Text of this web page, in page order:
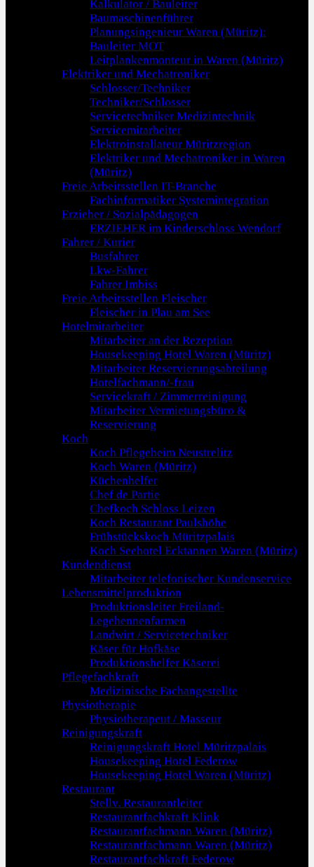
Kalkulator / Bauleiter
Baumaschinenführer
Planungsingenieur Waren (Müritz):
Bauleiter MOT
Leitplankenmonteur in Waren (Müritz)
Elektriker und Mechatroniker
Schlosser/Techniker
Techniker/Schlosser
Servicetechniker Medizintechnik
Servicemitarbeiter
Elektroinstallateur Müritzregion
Elektriker und Mechatroniker in Waren
(Müritz)
Freie Arbeitsstellen IT-Branche
Fachinformatiker Systemintegration
Erzieher / Sozialpädagogen
ERZIEHER im Kinderschloss Wendorf
Fahrer / Kurier
Busfahrer
Lkw-Fahrer
Fahrer Imbiss
Freie Arbeitsstellen Fleischer
Fleischer in Plau am See
Hotelmitarbeiter
Mitarbeiter an der Rezeption
Housekeeping Hotel Waren (Müritz)
Mitarbeiter Reservierungsabteilung
Hotelfachmann/-frau
Servicekraft / Zimmerreinigung
Mitarbeiter Vermietungsbüro &
Reservierung
Koch
Koch Pflegeheim Neustrelitz
Koch Waren (Müritz)
Küchenhelfer
Chef de Partie
Chefkoch Schloss Leizen
Koch Restaurant Paulshöhe
Frühstückskoch Müritzpalais
Koch Seehotel Ecktannen Waren (Müritz)
Kundendienst
Mitarbeiter telefonischer Kundenservice
Lebensmittelproduktion
Produktionsleiter Freiland-
Legehennenfarmen
Landwirt / Servicetechniker
Käser für Hofkäse
Produktionshelfer Käserei
Pflegefachkraft
Medizinische Fachangestellte
Physiotherapie
Physiotherapeut / Masseur
Reinigungskraft
Reinigungskraft Hotel Müritzpalais
Housekeeping Hotel Federow
Housekeeping Hotel Waren (Müritz)
Restaurant
Stellv. Restaurantleiter
Restaurantfachkraft Klink
Restaurantfachmann Waren (Müritz)
Restaurantfachmann Waren (Müritz)
Restaurantfachkraft Federow